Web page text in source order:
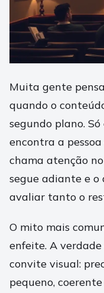
Muita gente
quando o
segundo plano.
encontra a
chama atenção
segue adiante e
avaliar tanto o
O mito mais
enfeite. A
convite visual:
pequeno,